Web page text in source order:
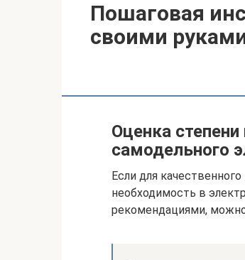
Пошаговая
своими
Оценка
самодельного
Если для
необходимость в
рекомендациями,